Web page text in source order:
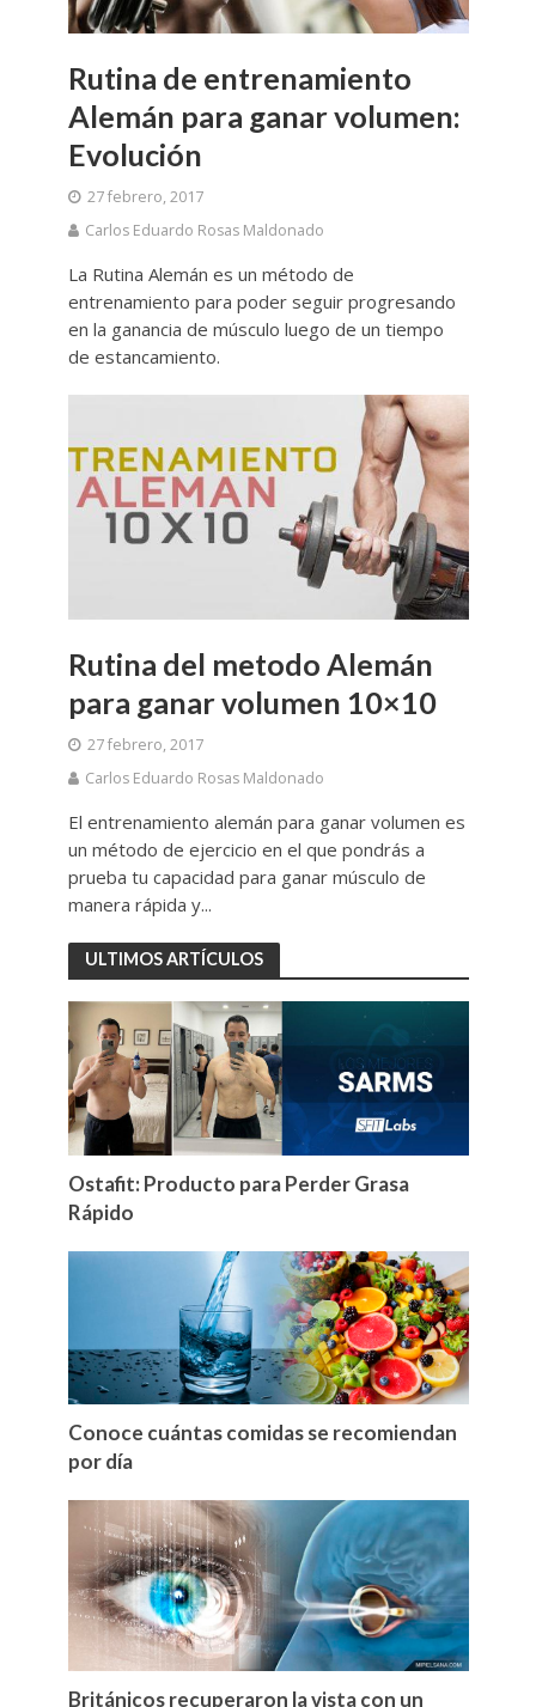
Rutina de entrenamiento
Alemán para ganar volumen:
Evolución
27 febrero, 2017
Carlos Eduardo Rosas Maldonado
La Rutina Alemán es un método de
entrenamiento para poder seguir progresando
en la ganancia de músculo luego de un tiempo
de estancamiento.
Rutina del metodo Alemán
para ganar volumen 10×10
27 febrero, 2017
Carlos Eduardo Rosas Maldonado
El entrenamiento alemán para ganar volumen es
un método de ejercicio en el que pondrás a
prueba tu capacidad para ganar músculo de
manera rápida y...
ULTIMOS ARTÍCULOS
Ostafit: Producto para Perder Grasa
Rápido
Conoce cuántas comidas se recomiendan
por día
Británicos recuperaron la vista con un